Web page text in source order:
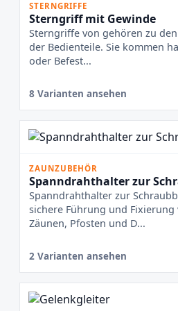
STERNGRIFFE
Sterngriff mit Gewinde
Sterngriffe von gehören zu
der Bedienteile. Sie kommen
oder Befest...
8 Varianten ansehen
ZAUNZUBEHÖR
Spanndrahthalter zur
Spanndrahthalter zur
sichere Führung und Fixierung
Zäunen, Pfosten und D...
2 Varianten ansehen